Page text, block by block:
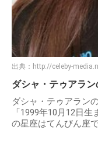
出典： http://celeby-
ダシャ・テゥアラン
ダシャ・テゥアラン
「1999年10月12日
の星座はてんびん座で